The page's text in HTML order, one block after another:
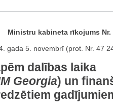
Ministru kabineta rīkojums Nr.
gada 5. novembrī (prot. Nr. 47
dalības laika
Georgia) un